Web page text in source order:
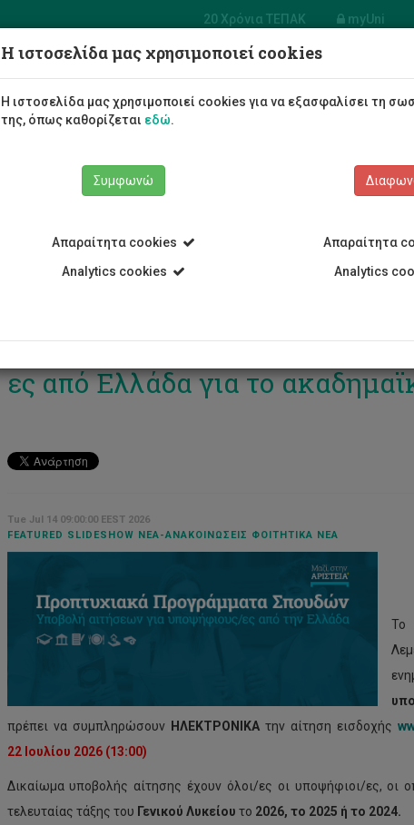
20 Χρόνια ΤΕΠΑΚ myUni
Φοιτητές/τριες
Αιτήσεις για προπτυχιακά
ες από Ελλάδα για το
Tue Jul 14 09:00:00 EEST 2026
FEATURED SLIDESHOW ΝΈΑ-ΑΝΑΚΟΙΝΏΣΕΙΣ ΦΟΙΤΗΤΙΚΆ ΝΈΑ
Το
πρέπει να συμπληρώσουν ΗΛΕΚΤΡΟΝΙΚΑ την αίτηση εισδοχής
22 Ιουλίου 2026(13:00)
Δικαίωμα υποβολής αίτησης έχουν όλοι/ες οι υποψήφιοι/ες, οι
τελευταίας τάξης του Γενικού Λυκείου το 2026, το 2025 ή το 2024.
Η ιστοσελίδα μας χρησιμοποιεί cookies
Η ιστοσελίδα μας χρησιμοποιεί cookies για να εξασφαλίσει τη
της, όπως καθορίζεται εδώ.
Συμφωνώ
Απαραίτητα cookies
Analytics cookies
Απαραίτητα
Analytics